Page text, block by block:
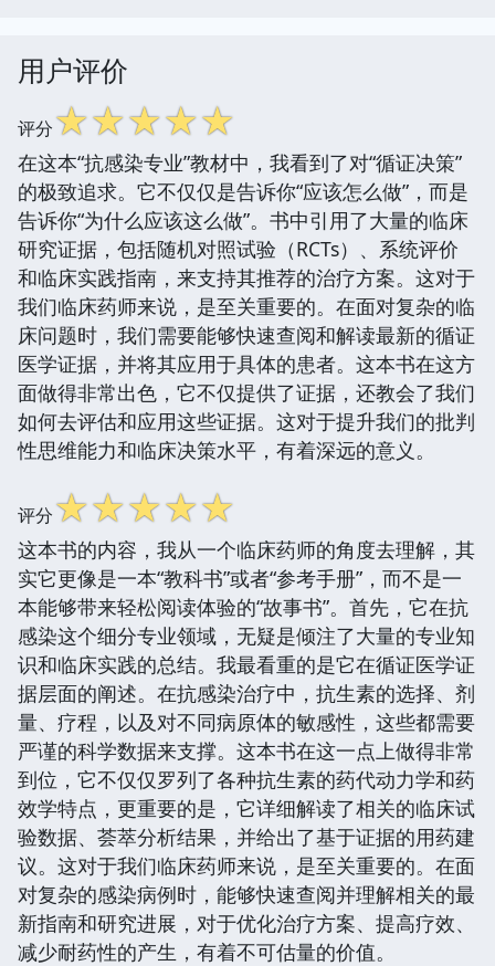
用户评价
评分☆☆☆☆☆
在这本“抗感染专业”教材中，我看到了对“循证决策”
的极致追求。它不仅仅是告诉你“应该怎么做”，而是
告诉你“为什么应该这么做”。书中引用了大量的临床
研究证据，包括随机对照试验（RCTs）、系统评价
和临床实践指南，来支持其推荐的治疗方案。这对于
我们临床药师来说，是至关重要的。在面对复杂的临
床问题时，我们需要能够快速查阅和解读最新的循证
医学证据，并将其应用于具体的患者。这本书在这方
面做得非常出色，它不仅提供了证据，还教会了我们
如何去评估和应用这些证据。这对于提升我们的批判
性思维能力和临床决策水平，有着深远的意义。
评分☆☆☆☆☆
这本书的内容，我从一个临床药师的角度去理解，其
实它更像是一本“教科书”或者“参考手册”，而不是一
本能够带来轻松阅读体验的“故事书”。首先，它在抗
感染这个细分专业领域，无疑是倾注了大量的专业知
识和临床实践的总结。我最看重的是它在循证医学证
据层面的阐述。在抗感染治疗中，抗生素的选择、剂
量、疗程，以及对不同病原体的敏感性，这些都需要
严谨的科学数据来支撑。这本书在这一点上做得非常
到位，它不仅仅罗列了各种抗生素的药代动力学和药
效学特点，更重要的是，它详细解读了相关的临床试
验数据、荟萃分析结果，并给出了基于证据的用药建
议。这对于我们临床药师来说，是至关重要的。在面
对复杂的感染病例时，能够快速查阅并理解相关的最
新指南和研究进展，对于优化治疗方案、提高疗效、
减少耐药性的产生，有着不可估量的价值。